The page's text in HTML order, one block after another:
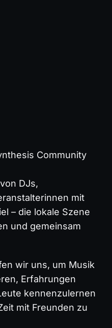
Community
DJs,
mit
– die lokale Szene
und gemeinsam
wir uns, um Musik
Erfahrungen
kennenzulernen
mit Freunden zu